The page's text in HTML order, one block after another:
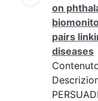
on
pairs
diseases